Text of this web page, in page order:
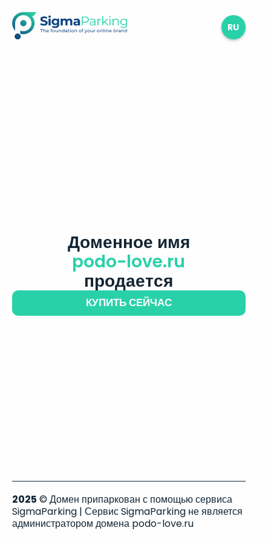
RU
Доменное имя
podo-love.ru
продается
КУПИТЬ СЕЙЧАС
2025 © Домен припаркован с помощью сервиса
SigmaParking | Сервис SigmaParking не является
администратором домена podo-love.ru